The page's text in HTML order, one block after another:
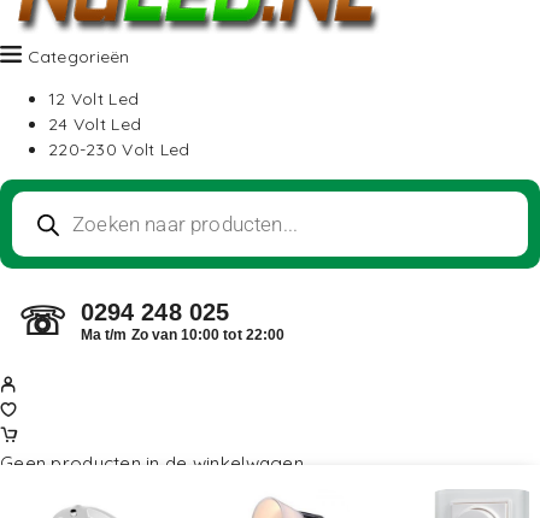
Categorieën
12 Volt Led
24 Volt Led
220-230 Volt Led
☏ 0294 248 025
Ma t/m Zo van 10:00 tot 22:00
Geen producten in de winkelwagen.